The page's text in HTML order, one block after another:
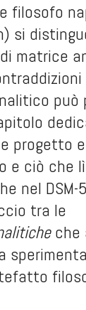
filosofo
si
matrice
progetto
ciò che
nel
tra le
che